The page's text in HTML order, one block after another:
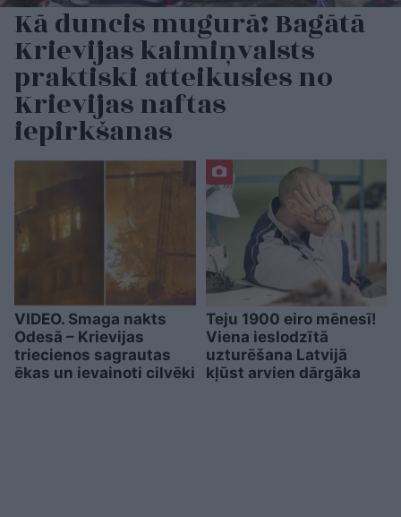
Kā duncis mugurā! Bagātā
Krievijas kaimiņvalsts
praktiski atteikusies no
Krievijas naftas
iepirkšanas
VIDEO. Smaga nakts
Odesā – Krievijas
triecienos sagrautas
ēkas un ievainoti cilvēki
Teju 1900 eiro mēnesī!
Viena ieslodzītā
uzturēšana Latvijā
kļūst arvien dārgāka